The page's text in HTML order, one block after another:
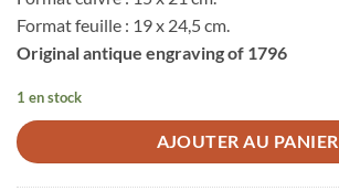
Format feuille : 19 x 24,5 cm.
Original antique engraving of 1796
1 en stock
AJOUTER AU PANIER